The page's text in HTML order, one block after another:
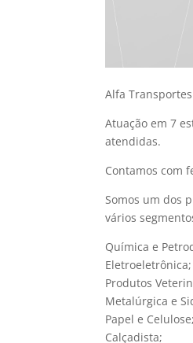
Alfa
Atuação em 7
atendidas.
Contamos com
Somos um dos
vários
Química e
Eletroeletrônica;
Produtos
Metalúrgica e
Papel e Celulose;
Calçadista;